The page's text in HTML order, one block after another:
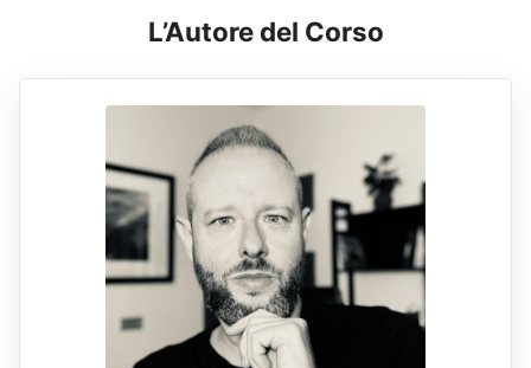
L’Autore del Corso